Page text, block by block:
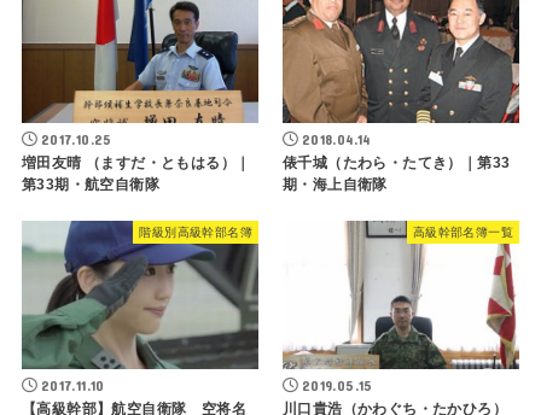
2017.10.25
増田友晴 （ますだ・ともはる）｜
第33期・航空自衛隊
2018.04.14
俵千城（たわら・たてき）｜第33
期・海上自衛隊
階級別高級幹部名簿
2017.11.10
【高級幹部】航空自衛隊 空将名
高級幹部名簿一覧
2019.05.15
川口貴浩（かわぐち・たかひろ）